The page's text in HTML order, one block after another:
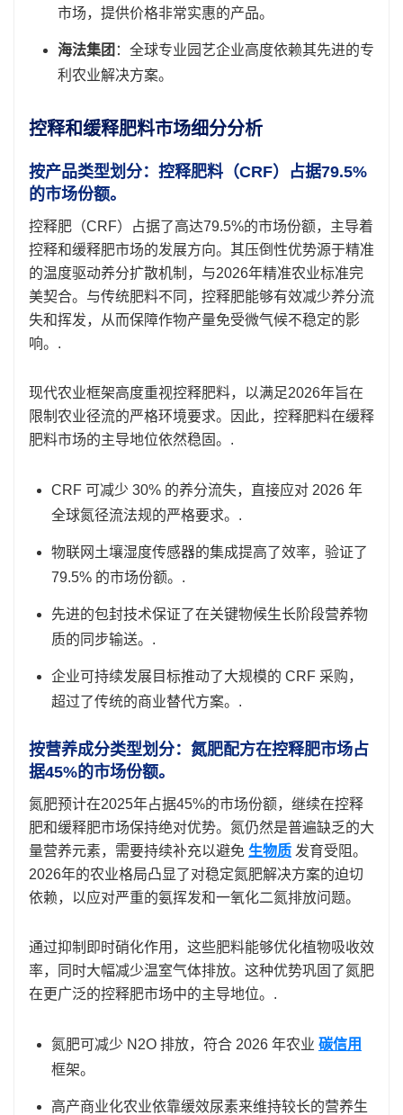
市场，提供价格非常实惠的产品。
海法集团 ：全球专业园艺企业高度依赖其先进的专
利农业解决方案。
控释和缓释肥料市场细分分析
按产品类型划分：控释肥料（CRF）占据79.5%
的市场份额。
控释肥（CRF）占据了高达79.5%的市场份额，主导着
控释和缓释肥市场的发展方向。其压倒性优势源于精准
的温度驱动养分扩散机制，与2026年精准农业标准完
美契合。与传统肥料不同，控释肥能够有效减少养分流
失和挥发，从而保障作物产量免受微气候不稳定的影
响。.
现代农业框架高度重视控释肥料，以满足2026年旨在
限制农业径流的严格环境要求。因此，控释肥料在缓释
肥料市场的主导地位依然稳固。.
CRF 可减少 30% 的养分流失，直接应对 2026 年
全球氮径流法规的严格要求。.
物联网土壤湿度传感器的集成提高了效率，验证了
79.5% 的市场份额。.
先进的包封技术保证了在关键物候生长阶段营养物
质的同步输送。.
企业可持续发展目标推动了大规模的 CRF 采购，
超过了传统的商业替代方案。.
按营养成分类型划分：氮肥配方在控释肥市场占
据45%的市场份额。
氮肥预计在2025年占据45%的市场份额，继续在控释
肥和缓释肥市场保持绝对优势。氮仍然是普遍缺乏的大
量营养元素，需要持续补充以避免 生物质 发育受阻。
2026年的农业格局凸显了对稳定氮肥解决方案的迫切
依赖，以应对严重的氨挥发和一氧化二氮排放问题。
通过抑制即时硝化作用，这些肥料能够优化植物吸收效
率，同时大幅减少温室气体排放。这种优势巩固了氮肥
在更广泛的控释肥市场中的主导地位。.
氮肥可减少 N2O 排放，符合 2026 年农业 碳信用
框架。
高产商业化农业依靠缓效尿素来维持较长的营养生